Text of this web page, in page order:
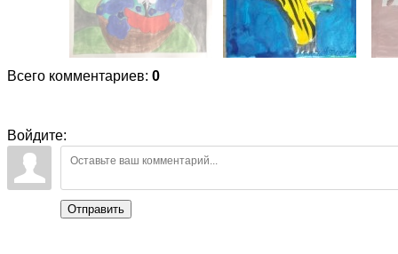
Всего комментариев: 0
Войдите:
Отправить